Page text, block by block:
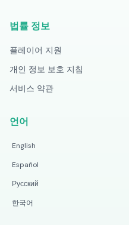
법률 정보
플레이어 지원
개인 정보 보호 지침
서비스 약관
언어
English
Español
Русский
한국어